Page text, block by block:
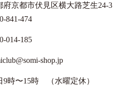
府京都市伏見区横大路芝生24-3
841-474
014-185
shop.jp
9時〜15時 （水曜定休）